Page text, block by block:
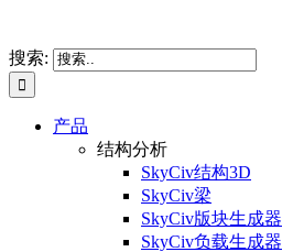
搜索:
产品
结构分析
SkyCiv结构3D
SkyCiv梁
SkyCiv版块生成器
SkyCiv负载生成器